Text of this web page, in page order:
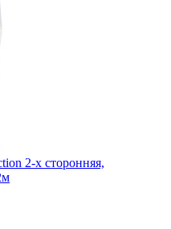
2-х сторонняя,